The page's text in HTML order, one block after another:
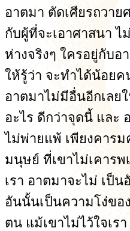
อาตมา ตัดเศียรถวาย
กับผู้ที่จะเอาศาสนา
ห่างจริงๆ ใครอยู่กับอ
ให้รู้ว่า จะทำได้น้อย
อาตมาไม่มีอื่นอีกเลย
อะไร ดีกว่าจุดนี้ และ
ไม่พ่ายแพ้ เพียงคาร
มนุษย์ ที่เขาไม่เคารพ
เรา อาตมาจะไม่ เป็
อันนั้นเป็นความโง่ขอ
ตน แม้เขาไม่ไว้ใจเรา